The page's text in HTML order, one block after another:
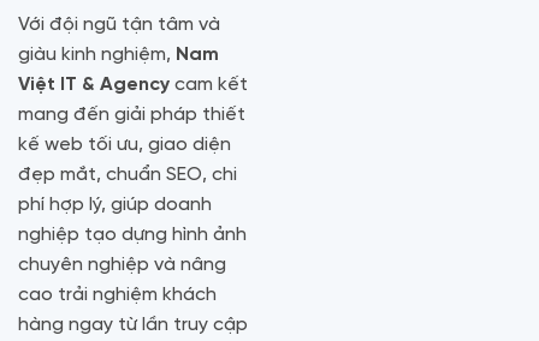
Với đội ngũ tận tâm và
giàu kinh nghiệm, Nam
Việt IT & Agency cam kết
mang đến giải pháp thiết
kế web tối ưu, giao diện
đẹp mắt, chuẩn SEO, chi
phí hợp lý, giúp doanh
nghiệp tạo dựng hình ảnh
chuyên nghiệp và nâng
cao trải nghiệm khách
hàng ngay từ lần truy cập